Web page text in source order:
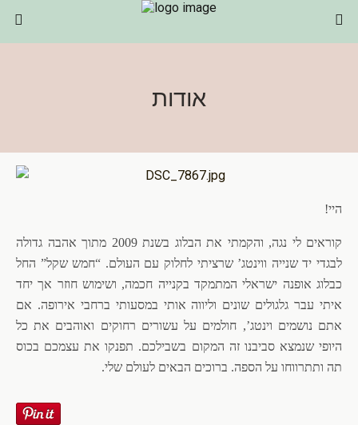
אודות
היי!
קוראים לי נגה, והקמתי את הבלוג בשנת 2009 מתוך אהבה גדולה
לבגדי יד שנייה ווינטג’ שרציתי לחלוק עם העולם. “חמש שקל” החל
כבלוג אופנה ישראלי המתמקד בקנייה חכמה, ושימוש חוזר אך יחד
איתי עבר גלגולים שונים וליווה אותי במסעותי ברחבי אירופה. אם
אתם נושמים וינטג’, חולמים על עשורים רחוקים ואוהבים את כל
היופי שנמצא סביבנו זה המקום בשבילכם. תפנקו את עצמכם בכוס
תה ותתרווחו על הספה. ברוכים הבאים לעולם שלי.